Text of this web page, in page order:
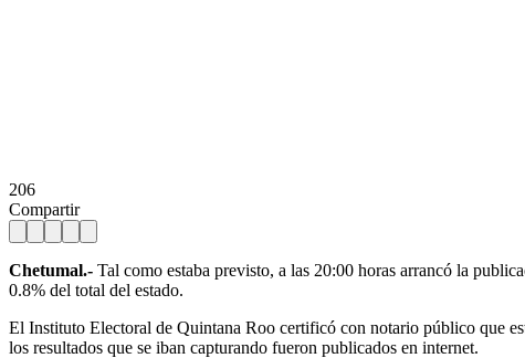
206
Compartir
Chetumal.- Tal como estaba previsto, a las 20:00 horas arrancó la
0.8% del total del estado.
El Instituto Electoral de Quintana Roo certificó con notario público que
los resultados que se iban capturando fueron publicados en internet.